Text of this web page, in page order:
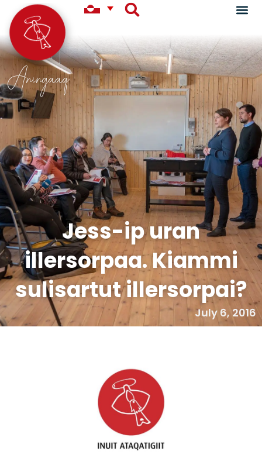
Aningaaq
Jess-ip uran
illersorpaa. Kiammi
sulisartut illersorpai?
July 6, 2016